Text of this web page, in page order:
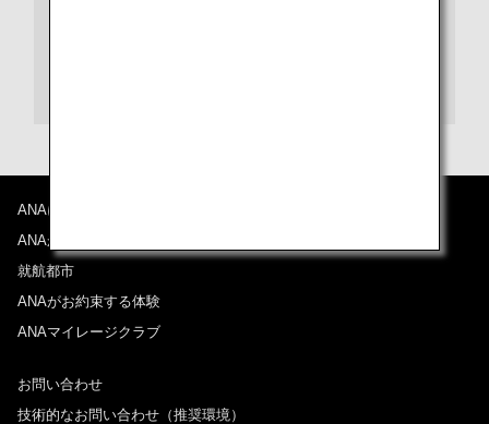
ANAについて
ANAからのお知らせ
就航都市
ANAがお約束する体験
ANAマイレージクラブ
お問い合わせ
技術的なお問い合わせ（推奨環境）